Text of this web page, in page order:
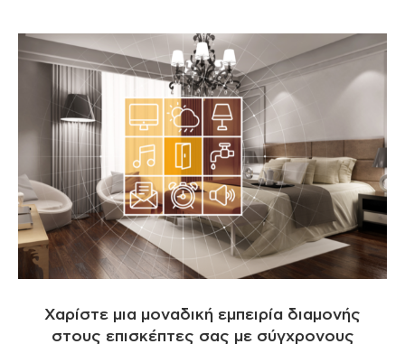
Χαρίστε μια μοναδική εμπειρία διαμονής
στους επισκέπτες σας με σύγχρονους